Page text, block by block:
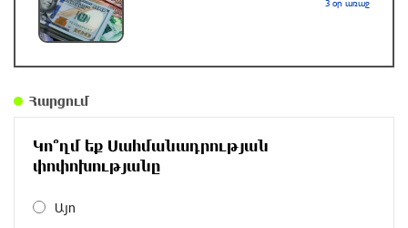
ընթացակարգում նոր փոփոխություններ
կկատարվեն. «Փաստ»
հետաքրքրու՞մ. «Փաստ»
3 օր առաջ
Հարցում
Կո՞ղմ եք Սահմանադրության
փոփոխությանը
Այո